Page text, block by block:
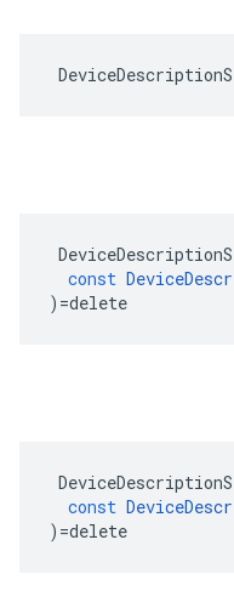
const
) =delete
const
) =delete